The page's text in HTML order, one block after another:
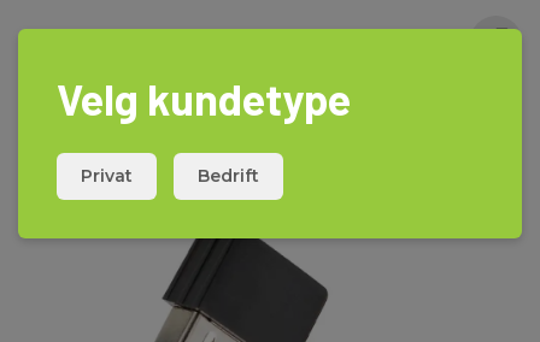
Velg kundetype
Privat Bedrift